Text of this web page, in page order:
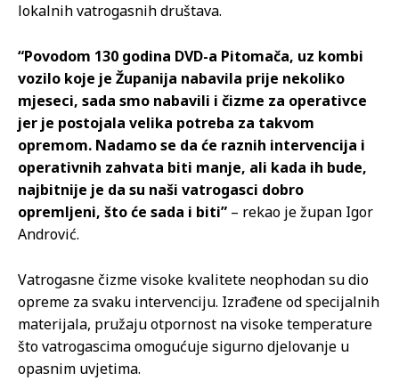
lokalnih vatrogasnih društava.
“Povodom 130 godina DVD-a Pitomača, uz kombi
vozilo koje je Županija nabavila prije nekoliko
mjeseci, sada smo nabavili i čizme za operativce
jer je postojala velika potreba za takvom
opremom. Nadamo se da će raznih intervencija i
operativnih zahvata biti manje, ali kada ih bude,
najbitnije je da su naši vatrogasci dobro
opremljeni, što će sada i biti” – rekao je župan Igor
Andrović.
Vatrogasne čizme visoke kvalitete neophodan su dio
opreme za svaku intervenciju. Izrađene od specijalnih
materijala, pružaju otpornost na visoke temperature
što vatrogascima omogućuje sigurno djelovanje u
opasnim uvjetima.